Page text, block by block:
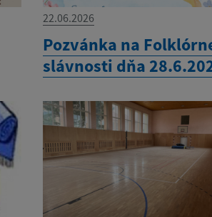
22.06.2026
Pozvánka na
slávnosti dňa